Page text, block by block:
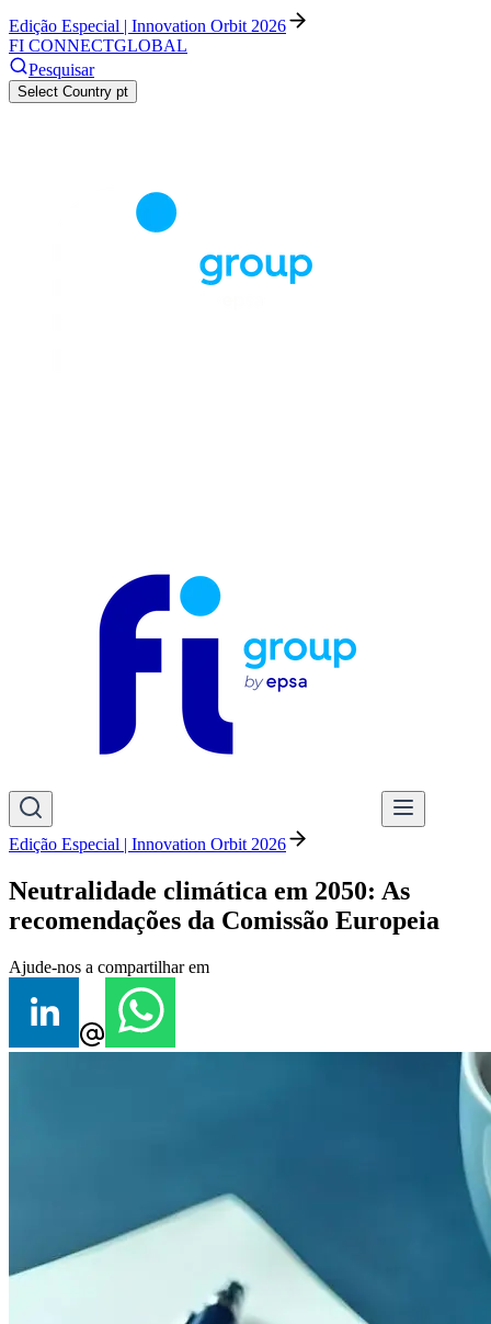
Edição Especial | Innovation Orbit 2026
FI CONNECTGLOBAL
Pesquisar
Select Country pt
Edição Especial | Innovation Orbit 2026
Neutralidade climática em 2050: As
recomendações da Comissão Europeia
Ajude-nos a compartilhar em